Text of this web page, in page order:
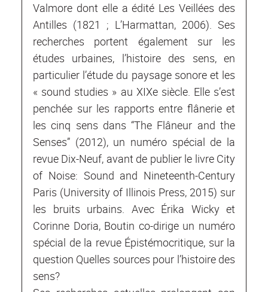
Valmore dont elle a édité Les Veillées des
Antilles (1821 ; L’Harmattan, 2006). Ses
recherches portent également sur les
études urbaines, l’histoire des sens, en
particulier l’étude du paysage sonore et les
« sound studies » au XIXe siècle. Elle s’est
penchée sur les rapports entre flânerie et
les cinq sens dans “The Flâneur and the
Senses” (2012), un numéro spécial de la
revue Dix-Neuf, avant de publier le livre City
of Noise: Sound and Nineteenth-Century
Paris (University of Illinois Press, 2015) sur
les bruits urbains. Avec Érika Wicky et
Corinne Doria, Boutin co-dirige un numéro
spécial de la revue Épistémocritique, sur la
question Quelles sources pour l’histoire des
sens?